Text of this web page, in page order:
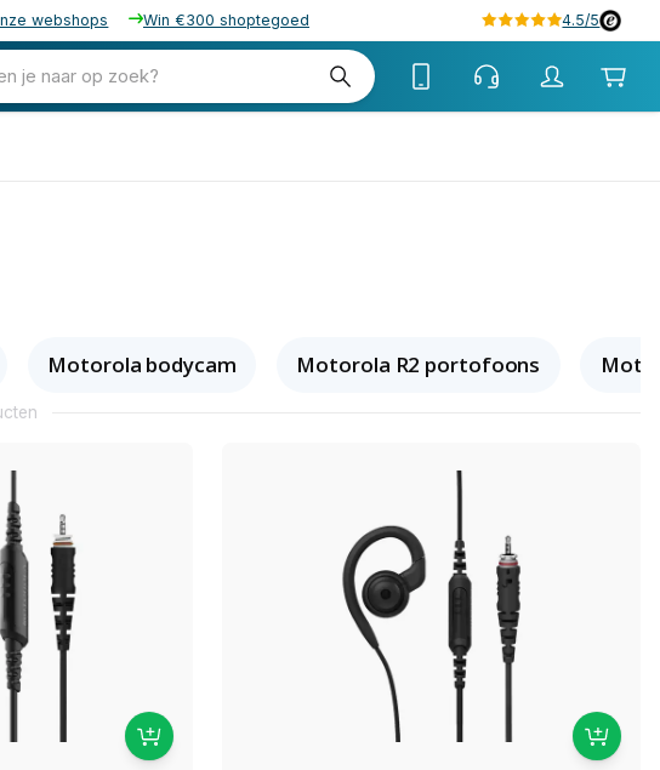
webshops Win €300 shoptegoed 4.5/5
je naar op zoek?
Motorola bodycam Motorola R2 portofoons